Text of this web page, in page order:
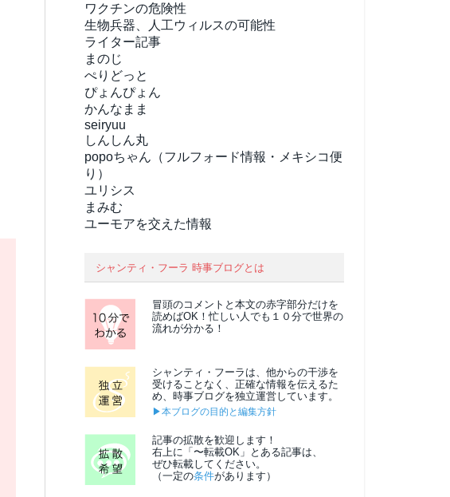
ワクチンの危険性
生物兵器、人工ウィルスの可能性
ライター記事
まのじ
ぺりどっと
ぴょんぴょん
かんなまま
seiryuu
しんしん丸
popoちゃん（フルフォード情報・メキシコ便
り）
ユリシス
まみむ
ユーモアを交えた情報
シャンティ・フーラ 時事ブログとは
冒頭のコメントと本文の赤字部分だけを
読めばOK！忙しい人でも１０分で世界の
流れが分かる！
シャンティ・フーラは、他からの干渉を
受けることなく、正確な情報を伝えるた
め、時事ブログを独立運営しています。
▶本ブログの目的と編集方針
記事の拡散を歓迎します！
右上に「〜転載OK」とある記事は、
ぜひ転載してください。
（一定の条件があります）